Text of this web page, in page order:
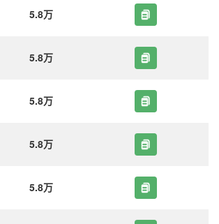
5.8万
5.8万
5.8万
5.8万
5.8万